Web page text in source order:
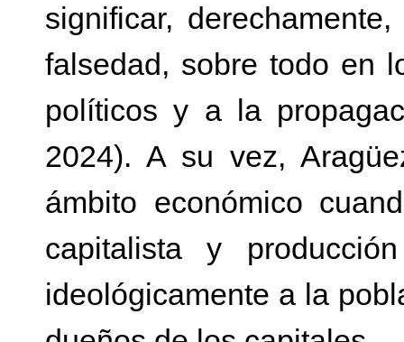
significar,
falsedad, sobre todo en
políticos y a la
2024). A su vez,
ámbito económico
capitalista y
ideológicamente a la